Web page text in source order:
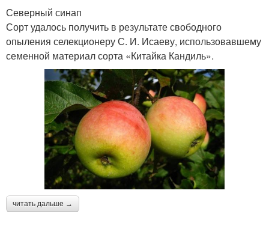
Северный синап
Сорт удалось получить в результате свободного
опыления селекционеру С. И. Исаеву, использовавшему
семенной материал сорта «Китайка Кандиль».
читать дальше →